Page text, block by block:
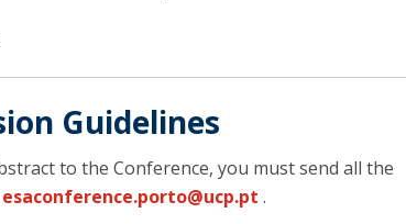
Guidelines
to the Conference, you must send all the
esaconference.porto@ucp.pt .